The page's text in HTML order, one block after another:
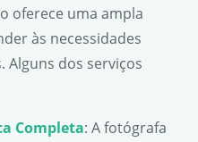
oferece uma ampla
às necessidades
Alguns dos serviços
Completa: A fotógrafa